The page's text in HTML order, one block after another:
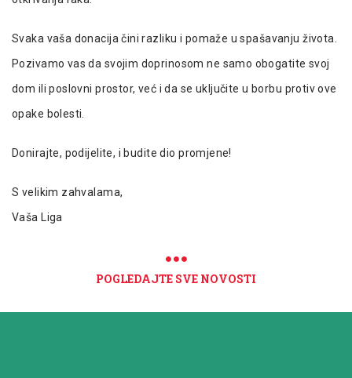
Svaka vaša donacija čini razliku i pomaže u spašavanju života.
Pozivamo vas da svojim doprinosom ne samo obogatite svoj
dom ili poslovni prostor, već i da se uključite u borbu protiv ove
opake bolesti.
Donirajte, podijelite, i budite dio promjene!
S velikim zahvalama,
Vaša Liga
POGLEDAJTE SVE NOVOSTI